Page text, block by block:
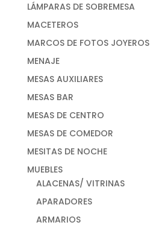
LÁMPARAS DE SOBREMESA
MACETEROS
MARCOS DE FOTOS JOYEROS
MENAJE
MESAS AUXILIARES
MESAS BAR
MESAS DE CENTRO
MESAS DE COMEDOR
MESITAS DE NOCHE
MUEBLES
ALACENAS/ VITRINAS
APARADORES
ARMARIOS